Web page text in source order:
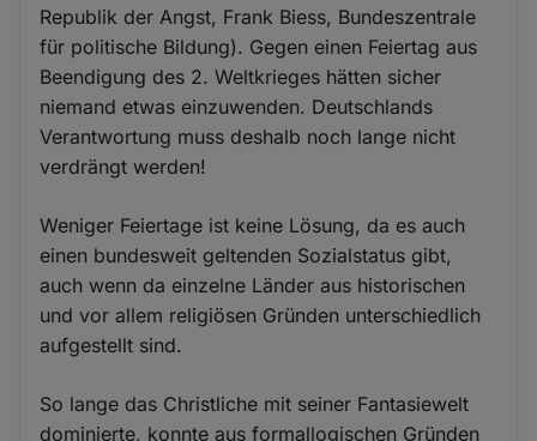
Republik der Angst, Frank Biess, Bundeszentrale
für politische Bildung). Gegen einen Feiertag aus
Beendigung des 2. Weltkrieges hätten sicher
niemand etwas einzuwenden. Deutschlands
Verantwortung muss deshalb noch lange nicht
verdrängt werden!
Weniger Feiertage ist keine Lösung, da es auch
einen bundesweit geltenden Sozialstatus gibt,
auch wenn da einzelne Länder aus historischen
und vor allem religiösen Gründen unterschiedlich
aufgestellt sind.
So lange das Christliche mit seiner Fantasiewelt
dominierte, konnte aus formallogischen Gründen